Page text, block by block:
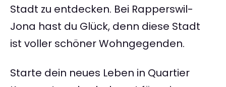
Stadt zu entdecken. Bei Rapperswil-
Jona hast du Glück, denn diese Stadt
ist voller schöner Wohngegenden.
Starte dein neues Leben in Quartier